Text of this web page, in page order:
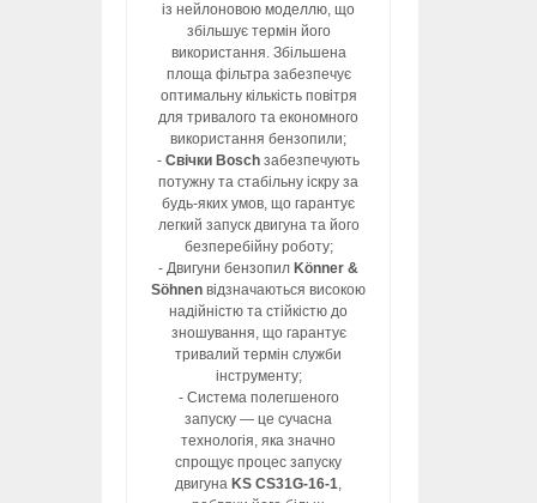
із нейлоновою моделлю, що
збільшує термін його
використання. Збільшена
площа фільтра забезпечує
оптимальну кількість повітря
для тривалого та економного
використання бензопили;
-Свічки Bosch забезпечують
потужну та стабільну іскру за
будь-яких умов, що гарантує
легкий запуск двигуна та його
безперебійну роботу;
- Двигуни бензопил Könner &
Söhnen відзначаються високою
надійністю та стійкістю до
зношування, що гарантує
тривалий термін служби
інструменту;
- Система полегшеного
запуску — це сучасна
технологія, яка значно
спрощує процес запуску
двигуна KS CS31G-16-1,